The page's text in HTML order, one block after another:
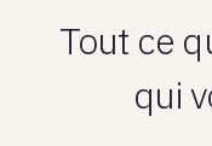
Tout ce
qui